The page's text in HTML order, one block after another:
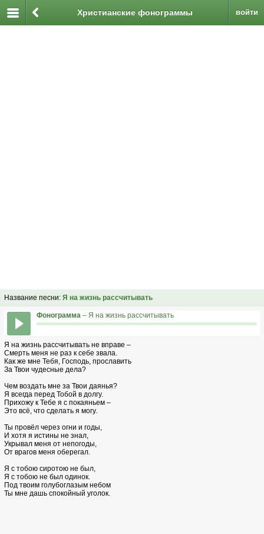
войти
Христианские фонограммы
Название песни: Я на жизнь рассчитывать
Фонограмма – Я на жизнь рассчитывать
Я на жизнь рассчитывать не вправе –
Смерть меня не раз к себе звала.
Как же мне Тебя, Господь, прославить
За Твои чудесные дела?
Чем воздать мне за Твои даянья?
Я всегда перед Тобой в долгу.
Прихожу к Тебе я с покаяньем –
Это всё, что сделать я могу.
Ты провёл через огни и годы,
И хотя я истины не знал,
Укрывал меня от непогоды,
От врагов меня оберегал.
Я с тобою сиротою не был,
Я с тобою не был одинок.
Под твоим голубоглазым небом
Ты мне дашь спокойный уголок.